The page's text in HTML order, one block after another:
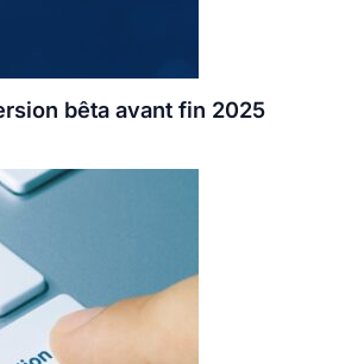
bêta avant fin 2025